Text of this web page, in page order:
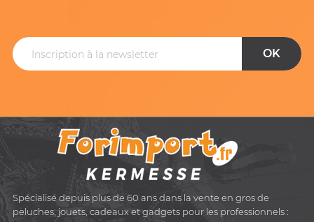
Spécialisé depuis plus de 60 ans dans la vente en gros de
peluches, jouets, cadeaux et gadgets pour les professionnels :